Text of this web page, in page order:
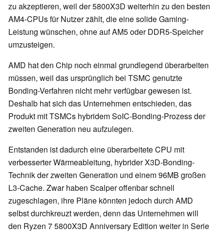
zu akzeptieren, weil der 5800X3D weiterhin zu den besten
AM4-CPUs für Nutzer zählt, die eine solide Gaming-
Leistung wünschen, ohne auf AM5 oder DDR5-Speicher
umzusteigen.
AMD hat den Chip noch einmal grundlegend überarbeiten
müssen, weil das ursprünglich bei TSMC genutzte
Bonding-Verfahren nicht mehr verfügbar gewesen ist.
Deshalb hat sich das Unternehmen entschieden, das
Produkt mit TSMCs hybridem SoIC-Bonding-Prozess der
zweiten Generation neu aufzulegen.
Entstanden ist dadurch eine überarbeitete CPU mit
verbesserter Wärmeableitung, hybrider X3D-Bonding-
Technik der zweiten Generation und einem 96MB großen
L3-Cache. Zwar haben Scalper offenbar schnell
zugeschlagen, ihre Pläne könnten jedoch durch AMD
selbst durchkreuzt werden, denn das Unternehmen will
den Ryzen 7 5800X3D Anniversary Edition weiter in Serie